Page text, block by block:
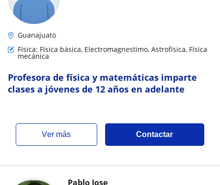
Guanajuato
Física: Física básica, Electromagnestimo, Astrofísica, Física
mecánica
Profesora de física y matemáticas imparte
clases a jóvenes de 12 años en adelante
ver más Contactar
Pablo Jose